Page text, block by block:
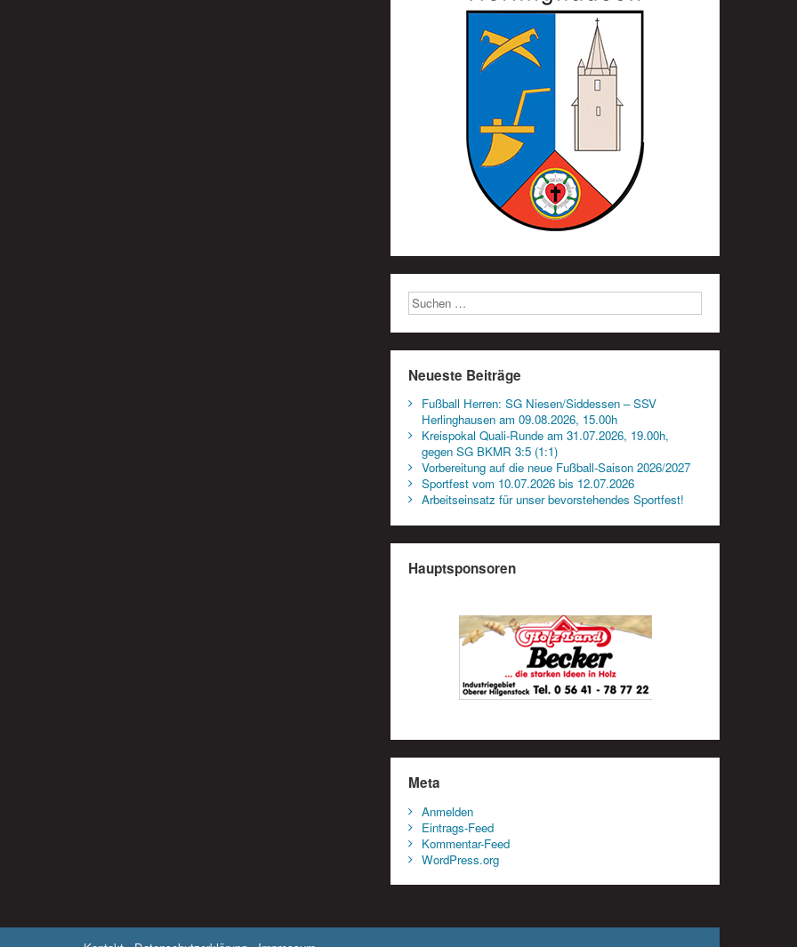
Neueste Beiträge
Fußball Herren: SG Niesen/Siddessen – SSV
Herlinghausen am 09.08.2026, 15.00h
Kreispokal Quali-Runde am 31.07.2026, 19.00h,
gegen SG BKMR 3:5 (1:1)
Vorbereitung auf die neue Fußball-Saison 2026/2027
Sportfest vom 10.07.2026 bis 12.07.2026
Arbeitseinsatz für unser bevorstehendes Sportfest!
Hauptsponsoren
Meta
Anmelden
Eintrags-Feed
Kommentar-Feed
WordPress.org